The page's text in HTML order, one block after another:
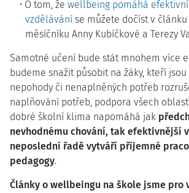
O tom, že wellbeing pomáhá
vzdělávání se můžete dočíst v
měsíčníku Anny Kubíčkové a Terezy
Samotné učení bude stát mnohem více
budeme snažit působit na žáky, kteří
nepohody či nenaplněných potřeb
naplňování potřeb, podpora všech
dobré školní klima napomáhá jak
nevhodnému chování, tak efektivnější
neposlední řadě vytváří příjemné
pedagogy.
Články o wellbeingu na škole jsme pro